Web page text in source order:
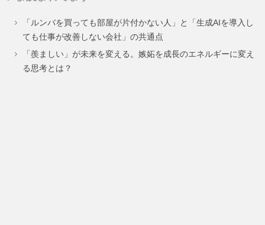
ー
ジ
ー
ジ
ー
ジ
「ルンバを買っても部屋が片付かない人」と「生成AIを導入し
ても仕事が改善しない会社」の共通点
「羨ましい」が未来を変える。嫉妬を成長のエネルギーに変え
る思考とは？